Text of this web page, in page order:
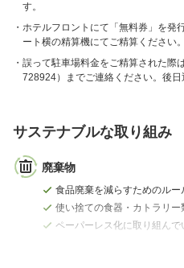
す。
ホテルフロントにて「無料券」を発
ート横の精算機にてご精算ください。
誤って駐車場料金をご精算された際
728924）までご連絡ください。後日
サステナブルな取り組み
廃棄物
食品廃棄を減らすためのル
使い捨ての食器・カトラリ
ペーパーレス化に取り組んで